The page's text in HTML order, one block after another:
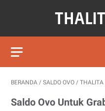
BERANDA / SALDO OVO / THALITA
Saldo Ovo Untuk